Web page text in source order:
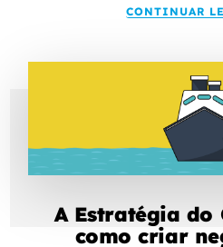
CONTINUAR
A Estratégia do
como criar